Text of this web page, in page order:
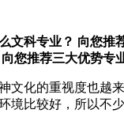
文科专业？ 向您推
您推荐三大优势专
化的重视度也越来
境比较好，所以不